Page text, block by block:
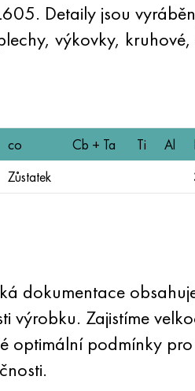
Detaily jsou
výkovky,
co Cb + Ta Ti Al
Zůstatek
dokumentace
výrobku. Zajistíme
optimální podmínky